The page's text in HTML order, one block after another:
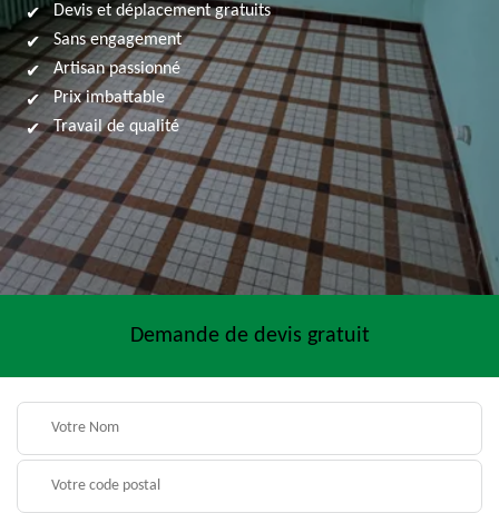
Devis et déplacement gratuits
Sans engagement
Artisan passionné
Prix imbattable
Travail de qualité
Demande de devis gratuit